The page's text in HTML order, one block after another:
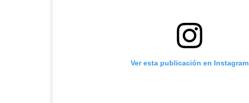
Ver esta publicación en Instagram